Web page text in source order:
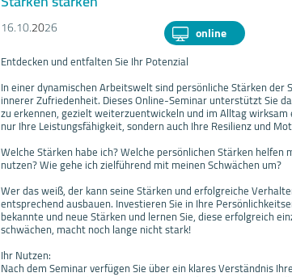
16.10.2026 online
Entdecken und entfalten Sie Ihr Potenzial
In einer dynamischen Arbeitswelt sind persönliche Stärken der
innerer Zufriedenheit. Dieses Online-Seminar unterstützt Sie
zu erkennen, gezielt weiterzuentwickeln und im Alltag
nur Ihre Leistungsfähigkeit, sondern auch Ihre Resilienz und
Welche Stärken habe ich? Welche persönlichen Stärken helfen
nutzen? Wie gehe ich zielführend mit meinen Schwächen um?
Wer das weiß, der kann seine Stärken und erfolgreiche
entsprechend ausbauen. Investieren Sie in Ihre
bekannte und neue Stärken und lernen Sie, diese erfolgreich
schwächen, macht noch lange nicht stark!
Ihr Nutzen:
Nach dem Seminar verfügen Sie über ein klares Verständnis